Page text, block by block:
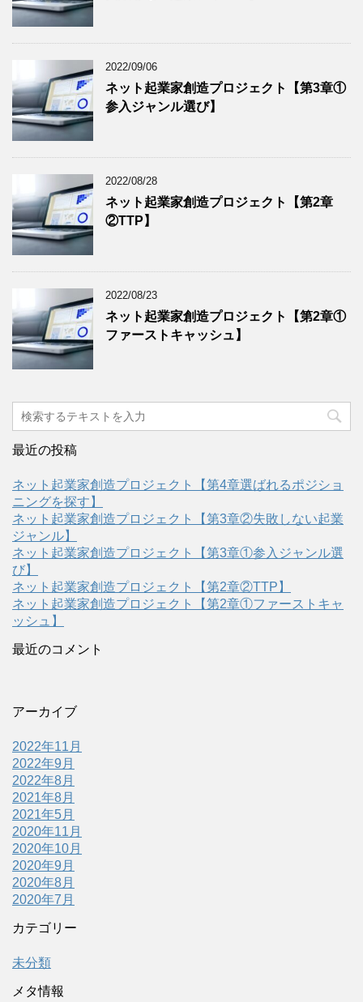
2022/09/06
ネット起業家創造プロジェクト【第3章①
参入ジャンル選び】
2022/08/28
ネット起業家創造プロジェクト【第2章
②TTP】
2022/08/23
ネット起業家創造プロジェクト【第2章①
ファーストキャッシュ】
最近の投稿
ネット起業家創造プロジェクト【第4章選ばれるポジショ
ニングを探す】
ネット起業家創造プロジェクト【第3章②失敗しない起業
ジャンル】
ネット起業家創造プロジェクト【第3章①参入ジャンル選
び】
ネット起業家創造プロジェクト【第2章②TTP】
ネット起業家創造プロジェクト【第2章①ファーストキャ
ッシュ】
最近のコメント
アーカイブ
2022年11月
2022年9月
2022年8月
2021年8月
2021年5月
2020年11月
2020年10月
2020年9月
2020年8月
2020年7月
カテゴリー
未分類
メタ情報